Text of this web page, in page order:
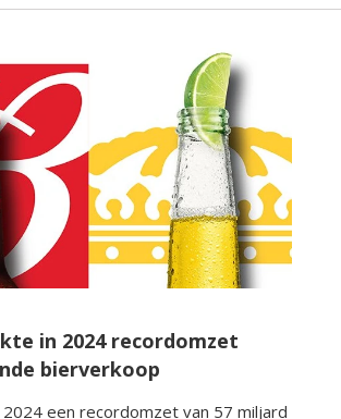
in 2024 recordomzet
bierverkoop
een recordomzet van 57 miljard